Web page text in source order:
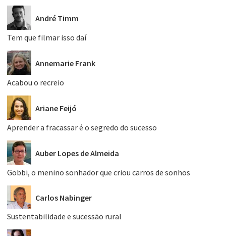
André Timm
Tem que filmar isso daí
Annemarie Frank
Acabou o recreio
Ariane Feijó
Aprender a fracassar é o segredo do sucesso
Auber Lopes de Almeida
Gobbi, o menino sonhador que criou carros de sonhos
Carlos Nabinger
Sustentabilidade e sucessão rural